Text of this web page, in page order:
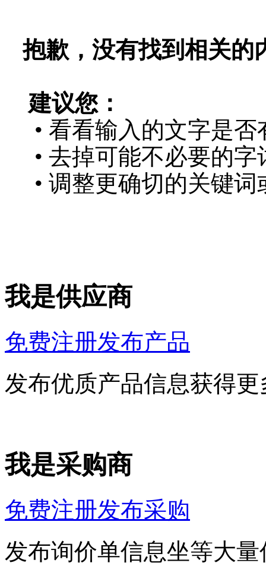
抱歉，没有找到相关的
建议您：
• 看看输入的文字是否
• 去掉可能不必要的字
• 调整更确切的关键
我是供应商
免费注册发布产品
发布优质产品信息获得
我是采购商
免费注册发布采购
发布询价单信息坐等大